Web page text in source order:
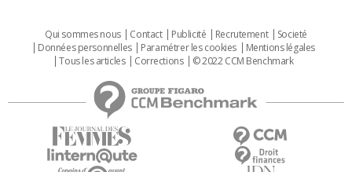
Qui sommes nous Contact Publicité Recrutement
Societé
Données personnelles
Paramétrer les cookies
Mentions légales
Tous les articles
Corrections © 2022 CCM Benchmark